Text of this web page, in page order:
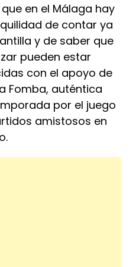
en el Málaga hay
de contar ya
y de saber que
pueden estar
con el apoyo de
Fomba, auténtica
por el juego
amistosos en